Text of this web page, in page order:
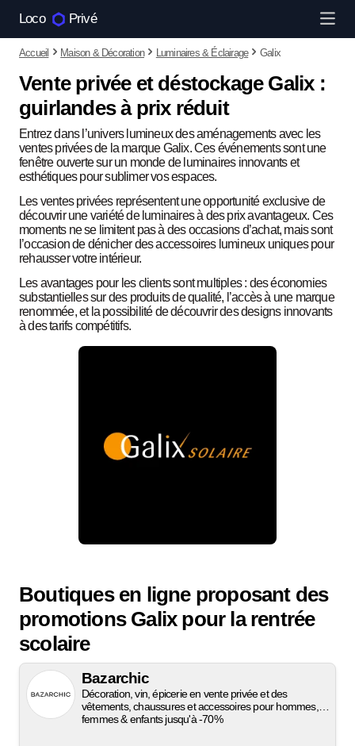
Loco Privé
Accueil Maison & Décoration Luminaires & Éclairage Galix
Vente privée et déstockage Galix :
guirlandes à prix réduit
Entrez dans l’univers lumineux des aménagements avec les
ventes privées de la marque Galix. Ces événements sont une
fenêtre ouverte sur un monde de luminaires innovants et
esthétiques pour sublimer vos espaces.
Les ventes privées représentent une opportunité exclusive de
découvrir une variété de luminaires à des prix avantageux. Ces
moments ne se limitent pas à des occasions d’achat, mais sont
l’occasion de dénicher des accessoires lumineux uniques pour
rehausser votre intérieur.
Les avantages pour les clients sont multiples : des économies
substantielles sur des produits de qualité, l’accès à une marque
renommée, et la possibilité de découvrir des designs innovants
à des tarifs compétitifs.
Boutiques en ligne proposant des
promotions Galix pour la rentrée
scolaire
Bazarchic
Décoration, vin, épicerie en vente privée et des
vêtements, chaussures et accessoires pour hommes,
femmes & enfants jusqu'à -70%